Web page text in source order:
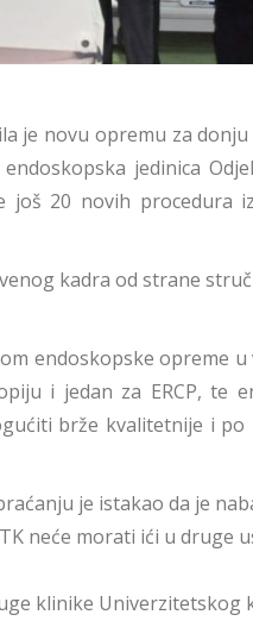
je novu opremu za
jedinica
još 20 novih procedura
kadra od strane
endoskopske opreme u
i jedan za ERCP, te
brže kvalitetnije i
je istakao da je
neće morati ići u druge
klinike Univerzitetskog